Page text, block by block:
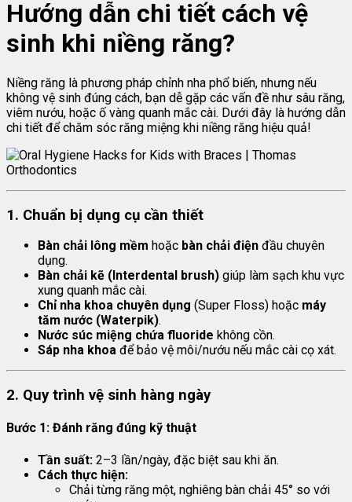
Hướng dẫn chi tiết cách vệ
sinh khi niềng răng?
Niềng răng là phương pháp chỉnh nha phổ biến, nhưng nếu
không vệ sinh đúng cách, bạn dễ gặp các vấn đề như sâu răng,
viêm nướu, hoặc ố vàng quanh mắc cài. Dưới đây là hướng dẫn
chi tiết để chăm sóc răng miệng khi niềng răng hiệu quả!
1. Chuẩn bị dụng cụ cần thiết
Bàn chải lông mềm hoặc bàn chải điện đầu chuyên
dụng.
Bàn chải kẽ (Interdental brush) giúp làm sạch khu vực
xung quanh mắc cài.
Chỉ nha khoa chuyên dụng (Super Floss) hoặc máy
tăm nước (Waterpik).
Nước súc miệng chứa fluoride không cồn.
Sáp nha khoa để bảo vệ môi/nướu nếu mắc cài cọ xát.
2. Quy trình vệ sinh hàng ngày
Bước 1: Đánh răng đúng kỹ thuật
Tần suất: 2–3 lần/ngày, đặc biệt sau khi ăn.
Cách thực hiện:
Chải từng răng một, nghiêng bàn chải 45° so với